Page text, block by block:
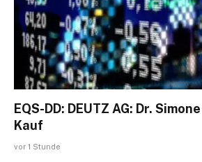
EQS-DD: DEUTZ AG: Dr.
Kauf
vor 1 Stunde